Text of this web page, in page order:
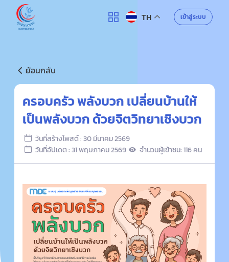
ศูนย์คุณธรรม TH เข้าสู่ระบบ
ย้อนกลับ
ครอบครัว พลังบวก เปลี่ยนบ้านให้
เป็นพลังบวก ด้วยจิตวิทยาเชิงบวก
วันที่สร้างโพสต์ : 30 มีนาคม 2569
วันที่อัปเดต : 31 พฤษภาคม 2569
จำนวนผู้เข้าชม: 116 คน